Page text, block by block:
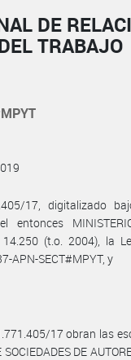
DE
TRABAJO
17, digitalizado
entonces
14.250 (t.o. 2004), la
APN-SECT#MPYT, y
17 obran las
DE